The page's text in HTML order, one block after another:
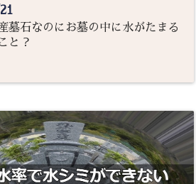
墓石なのにお墓の中に水がたまる
と？